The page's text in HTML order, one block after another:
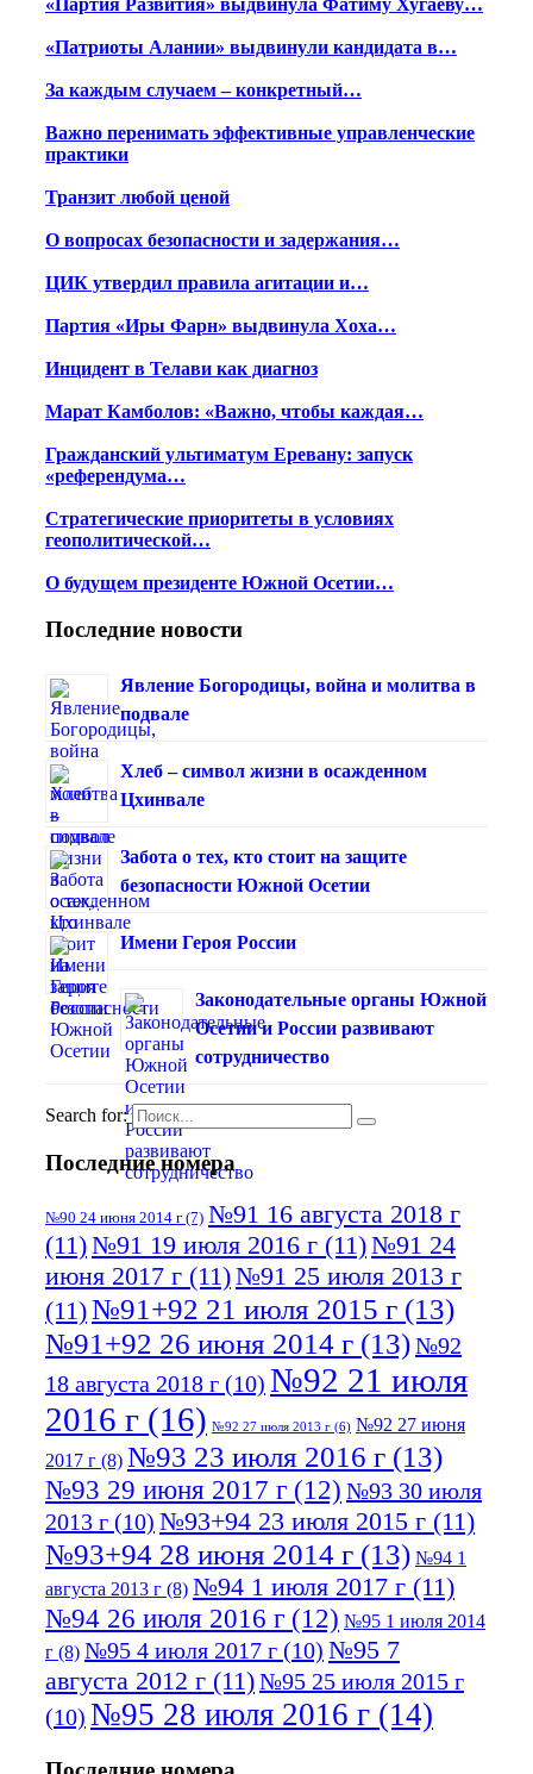
«Партия Развития» выдвинула Фатиму Хугаеву…
«Патриоты Алании» выдвинули кандидата в…
За каждым случаем – конкретный…
Важно перенимать эффективные управленческие
практики
Транзит любой ценой
О вопросах безопасности и задержания…
ЦИК утвердил правила агитации и…
Партия «Иры Фарн» выдвинула Хоха…
Инцидент в Телави как диагноз
Марат Камболов: «Важно, чтобы каждая…
Гражданский ультиматум Еревану: запуск
«референдума…
Стратегические приоритеты в условиях
геополитической…
О будущем президенте Южной Осетии…
Последние новости
Явление Богородицы, война и молитва в
подвале
Хлеб – символ жизни в осажденном
Цхинвале
Забота о тех, кто стоит на защите
безопасности Южной Осетии
Имени Героя России
Законодательные органы Южной
Осетии и России развивают
сотрудничество
Search for:
Последние номера
№90 24 июня 2014 г (7) №91 16 августа 2018 г
(11)№91 19 июля 2016 г (11)№91 24
июня 2017 г (11)№91 25 июля 2013 г
(11)№91+92 21 июля 2015 г (13)
№91+92 26 июня 2014 г (13)№92
18 августа 2018 г (10) №92 21 июля
2016 г (16) №92 27 июля 2013 г (6) №92 27 июня
2017 г (8) №93 23 июля 2016 г (13)
№93 29 июня 2017 г (12) №93 30 июля
2013 г (10) №93+94 23 июля 2015 г (11)
№93+94 28 июня 2014 г (13) №94 1
августа 2013 г (8) №94 1 июля 2017 г (11)
№94 26 июля 2016 г (12) №95 1 июля 2014
г (8) №95 4 июля 2017 г (10) №95 7
августа 2012 г (11)№95 25 июля 2015 г
(10) №95 28 июля 2016 г (14)